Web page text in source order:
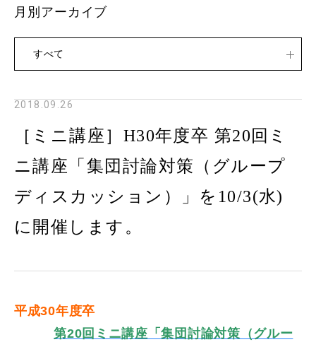
2018.09.26
［ミニ講座］H30年度卒 第20回ミ
ニ講座「集団討論対策（グループ
ディスカッション）」を10/3(水)
に開催します。
平成30年度卒
第20回ミニ講座「集団討論対策（グルー
月別アーカイブ
すべて